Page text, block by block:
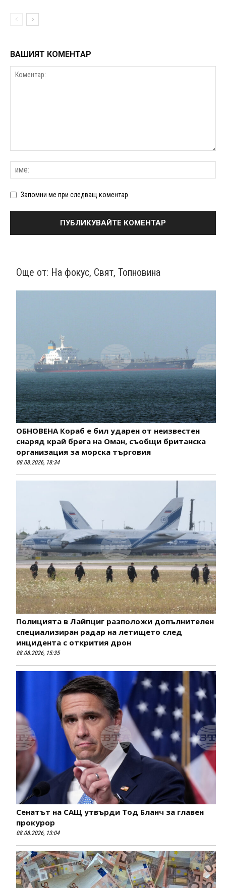
ВАШИЯТ КОМЕНТАР
Запомни ме при следващ коментар
Още от: На фокус, Свят, Топновина
ОБНОВЕНА Кораб е бил ударен от неизвестен
снаряд край брега на Оман, съобщи британска
организация за морска търговия
08.08.2026, 18:34
Полицията в Лайпциг разположи допълнителен
специализиран радар на летището след
инцидента с открития дрон
08.08.2026, 15:35
Сенатът на САЩ утвърди Тод Бланч за главен
прокурор
08.08.2026, 13:04